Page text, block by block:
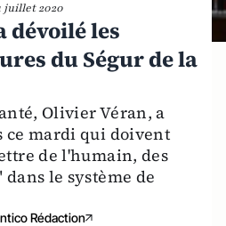
juillet 2020
dévoilé les
du Ségur de la
Olivier Véran, a
ce mardi qui doivent
de l'humain, des
le système de
Rédaction